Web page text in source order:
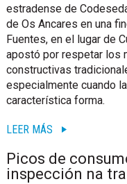
estradense de
de Os Ancares en una
Fuentes, en el lugar de
apostó por respetar los
constructivas
especialmente cuando
característica forma.
LEER MÁS
Picos de
inspección na